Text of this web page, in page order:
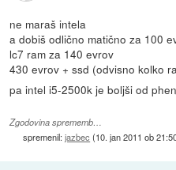
ne maraš intela
a dobiš odlično matično za 100
lc7 ram za 140 evrov
430 evrov + ssd (odvisno kolko
pa intel i5-2500k je boljši od
Zgodovina sprememb…
spremenil:jazbec (10. jan 2011 ob